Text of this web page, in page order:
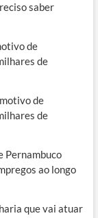
saber
de
de
de
de
Pernambuco
ao longo
que vai atuar